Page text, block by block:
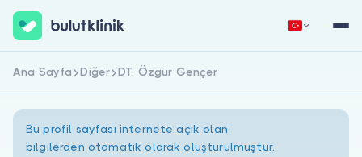
Hemen Kaydol
Ana Sayfa Diğer DT. Özgür Gençer
Bu profil sayfası internete açık olan
bilgilerden otomatik olarak oluşturulmuştur.